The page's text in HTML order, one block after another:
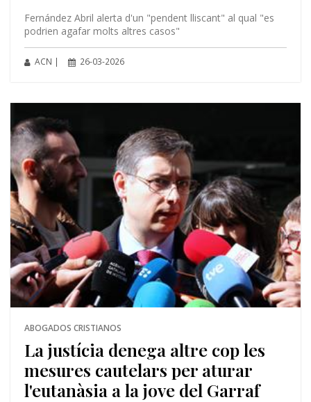
Fernández Abril alerta d'un "pendent lliscant" al qual "es
podrien agafar molts altres casos"
ACN | 26-03-2026
ABOGADOS CRISTIANOS
La justícia denega altre cop les
mesures cautelars per aturar
l'eutanàsia a la jove del Garraf